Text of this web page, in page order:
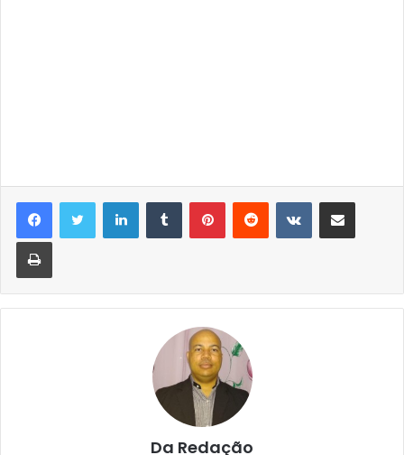
LinkedinTumblr PinterestReddit VK Compartilhar via e-mail
Imprimir
Da Redação